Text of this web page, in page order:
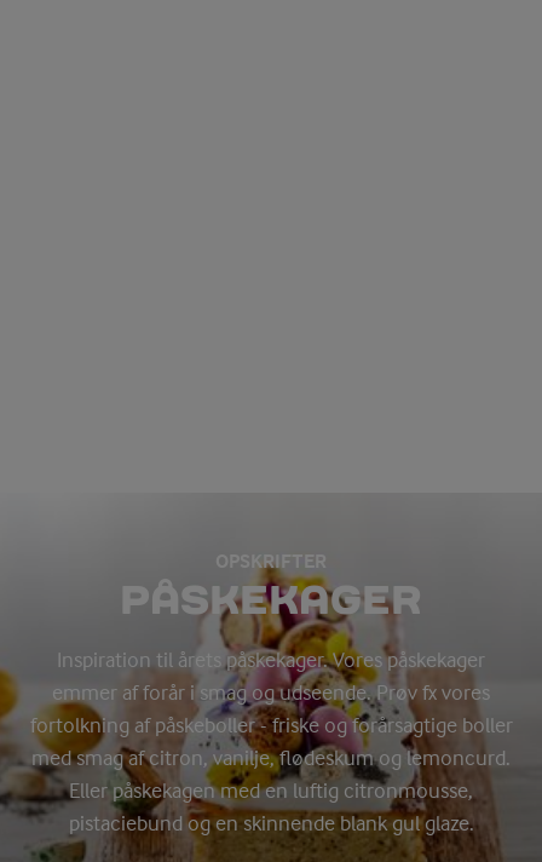
OPSKRIFTER
PÅSKEKAGER
Inspiration til årets påskekager. Vores påskekager
emmer af forår i smag og udseende. Prøv fx vores
fortolkning af påskeboller - friske og forårsagtige boller
med smag af citron, vanilje, flødeskum og lemoncurd.
Eller påskekagen med en luftig citronmousse,
pistaciebund og en skinnende blank gul glaze.